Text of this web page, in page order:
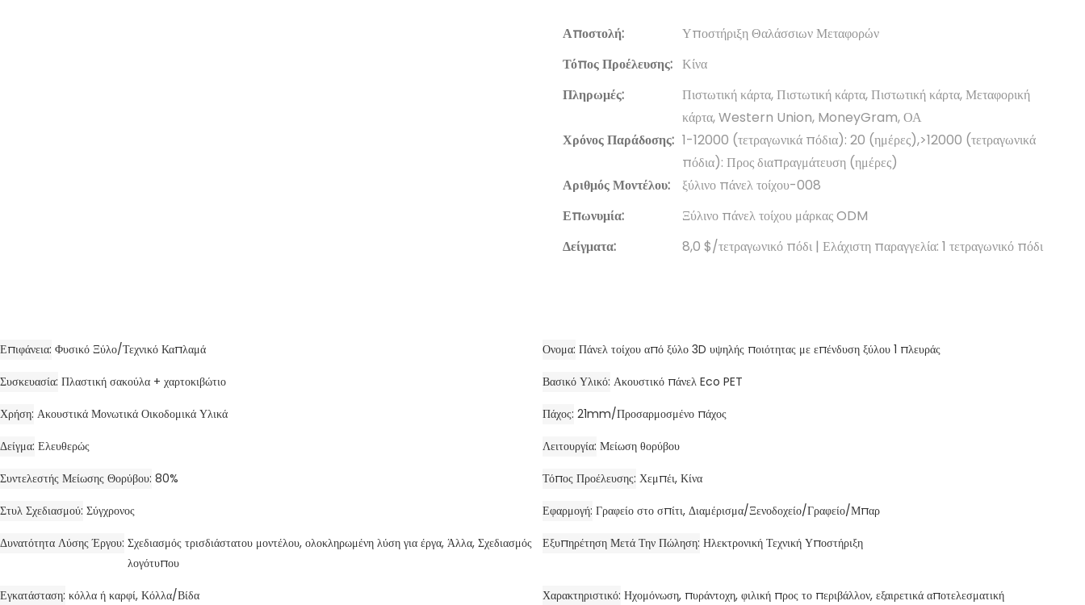
Αποστολή:
Υποστήριξη Θαλάσσιων Μεταφορών
Τόπος Προέλευσης: Κίνα
Πληρωμές:
Πιστωτική κάρτα, Πιστωτική κάρτα, Πιστωτική κάρτα, Μεταφορική
κάρτα, Western Union, MoneyGram, ΟΑ
Χρόνος Παράδοσης: 1-12000 (τετραγωνικά πόδια): 20 (ημέρες),>12000 (τετραγωνικά
πόδια): Προς διαπραγμάτευση (ημέρες)
Αριθμός Μοντέλου:
ξύλινο πάνελ τοίχου-008
Επωνυμία:
Ξύλινο πάνελ τοίχου μάρκας ODM
Δείγματα:
8,0 $/τετραγωνικό πόδι | Ελάχιστη παραγγελία: 1 τετραγωνικό πόδι
Επιφάνεια Φυσικό Ξύλο/Τεχνικό Καπλαμά Ονομα Πάνελ τοίχου από ξύλο 3D υψηλής ποιότητας με επένδυση ξύλου 1 πλευράς
Συσκευασία Πλαστική σακούλα + χαρτοκιβώτιο Βασικό Υλικό Ακουστικό πάνελ Eco PET
Χρήση Ακουστικά Μονωτικά Οικοδομικά Υλικά Πάχος 21mm/Προσαρμοσμένο πάχος
Δείγμα Ελευθερώς Λειτουργία Μείωση θορύβου
Συντελεστής Μείωσης Θορύβου 80% Τόπος Προέλευσης Χεμπέι, Κίνα
Στυλ Σχεδιασμού Σύγχρονος Εφαρμογή Γραφείο στο σπίτι, Διαμέρισμα/Ξενοδοχείο/Γραφείο/Μπαρ
Δυνατότητα Λύσης Έργου Σχεδιασμός τρισδιάστατου μοντέλου, ολοκληρωμένη λύση για έργα, Άλλα, Σχεδιασμός
λογότυπου
Εξυπηρέτηση Μετά Την Πώληση Ηλεκτρονική Τεχνική Υποστήριξη
Εγκατάσταση κόλλα ή καρφί, Κόλλα/Βίδα Χαρακτηριστικό Ηχομόνωση, πυράντοχη, φιλική προς το περιβάλλον, εξαιρετικά αποτελεσματική